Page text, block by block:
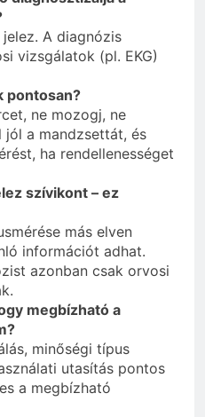
A diagnózis
vizsgálatok (pl. EKG)
pontosan?
ne mozogj, ne
jól a mandzsettát, és
ha rendellenességet
szívikont – ez
más elven
információt adhat.
azonban csak orvosi
megbízható a
minőségi típus
utasítás pontos
a megbízható